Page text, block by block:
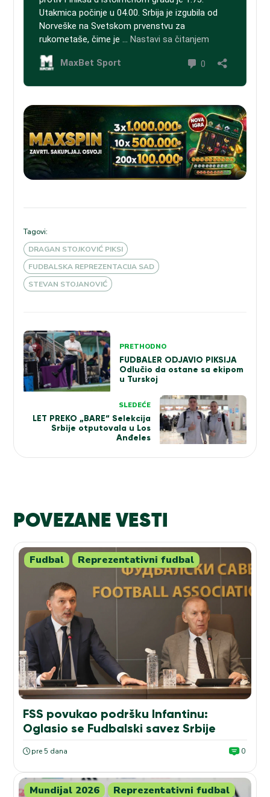
Tagovi:
DRAGAN STOJKOVIĆ PIKSI
FUDBALSKA REPREZENTACIJA SAD
STEVAN STOJANOVIĆ
Kretanje
članka
PRETHODNO
FUDBALER ODJAVIO PIKSIJA
Odlučio da ostane sa ekipom
u Turskoj
SLEDEĆE
LET PREKO „BARE“ Selekcija
Srbije otputovala u Los
Anđeles
POVEZANE VESTI
Fudbal Reprezentativni fudbal
FSS povukao podršku Infantinu:
Oglasio se Fudbalski savez Srbije
pre 5 dana 0
Mundijal 2026 Reprezentativni fudbal